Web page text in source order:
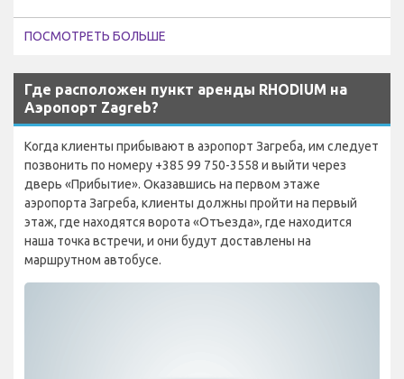
ПОСМОТРЕТЬ БОЛЬШЕ
Где расположен пункт аренды RHODIUM на
Аэропорт Zagreb?
Когда клиенты прибывают в аэропорт Загреба, им следует
позвонить по номеру +385 99 750-3558 и выйти через
дверь «Прибытие». Оказавшись на первом этаже
аэропорта Загреба, клиенты должны пройти на первый
этаж, где находятся ворота «Отъезда», где находится
наша точка встречи, и они будут доставлены на
маршрутном автобусе.